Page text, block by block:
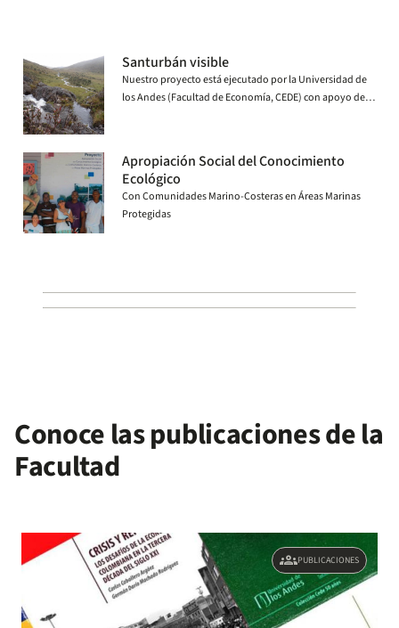
Santurbán visible
Nuestro proyecto está ejecutado por la Universidad de
los Andes (Facultad de Economía, CEDE) con apoyo de
Apropiación Social del Conocimiento
Ecológico
Con Comunidades Marino-Costeras en Áreas Marinas
Protegidas
Conoce las publicaciones de la
Facultad
groupsPUBLICACIONES